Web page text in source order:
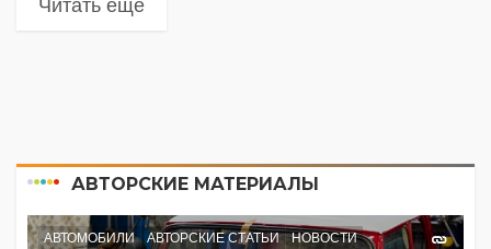
Читать еще
АВТОРСКИЕ МАТЕРИАЛЫ
АВТОМОБИЛИ АВТОРСКИЕ СТАТЬИ НОВОСТИ